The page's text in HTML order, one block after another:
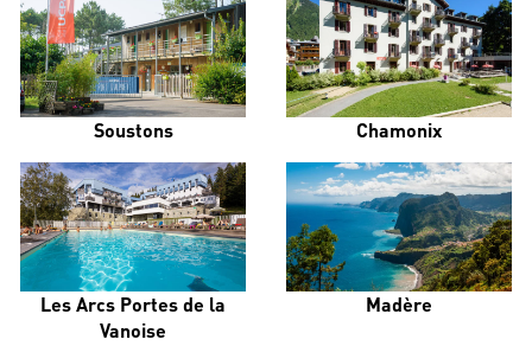
Soustons Chamonix
Les Arcs Portes de la
Vanoise
Madère